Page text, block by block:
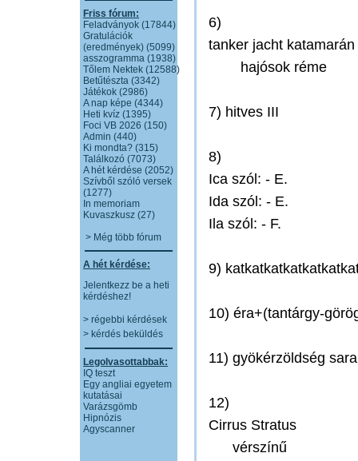
Friss fórum:
Feladványok (17844)
Gratulációk
(eredmények) (5099)
asszogramma (1938)
Tőlem Nektek (12588)
Betűtészta (3342)
Játékok (2986)
A nap képe (4344)
Heti kvíz (1395)
Foci VB 2026 (150)
Admin (440)
Ki mondta? (315)
Találkozó (7073)
A hét kérdése (2052)
Szívből szóló versek
(1277)
In memoriam
Kuvaszkusz (27)
> Még több fórum
A hét kérdése:
Jelentkezz be a heti
kérdéshez!
> régebbi kérdések
> kérdés beküldés
Legolvasottabbak:
IQ teszt
Egy angliai egyetem
kutatásai
Varázsgömb
Hipnózis
Agyscanner
6)
tanker jacht katamarán
hajósok réme
7) hitves III
8)
Ica szól: - E.
Ida szól: - E.
Ila szól: - F.
9)
10) éra+(tantárgy-
11) gyökérzöldség
12)
Cirrus Stratus
vérszínű